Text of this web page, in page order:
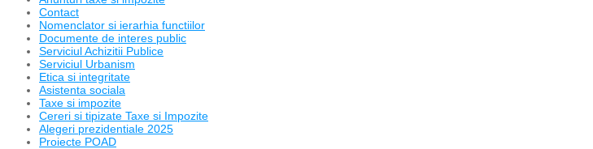
Contact
Nomenclator si ierarhia functiilor
Documente de interes public
Serviciul Achizitii Publice
Serviciul Urbanism
Etica si integritate
Asistenta sociala
Taxe si impozite
Cereri si tipizate Taxe si Impozite
Alegeri prezidentiale 2025
Proiecte POAD